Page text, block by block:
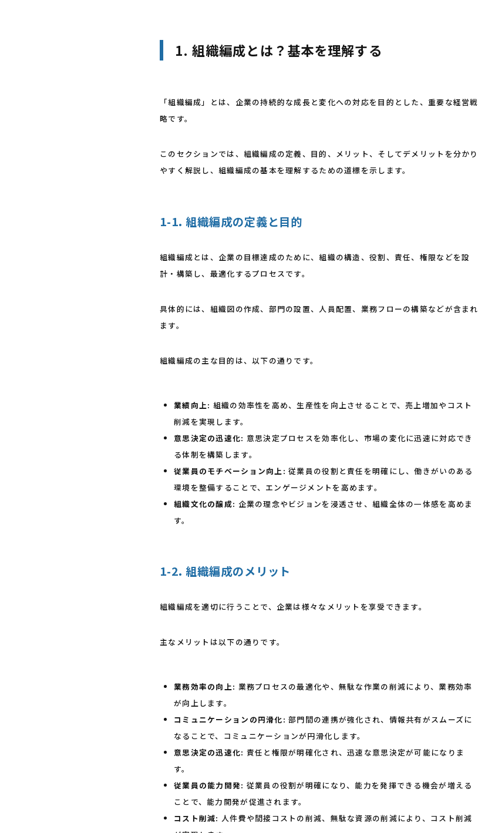
1. 組織編成とは？基本を理解する
「組織編成」とは、企業の持続的な成長と変化への対応を目的とした、重要な経営戦
略です。
このセクションでは、組織編成の定義、目的、メリット、そしてデメリットを分かり
やすく解説し、組織編成の基本を理解するための道標を示します。
1-1. 組織編成の定義と目的
組織編成とは、企業の目標達成のために、組織の構造、役割、責任、権限などを設
計・構築し、最適化するプロセスです。
具体的には、組織図の作成、部門の設置、人員配置、業務フローの構築などが含まれ
ます。
組織編成の主な目的は、以下の通りです。
業績向上: 組織の効率性を高め、生産性を向上させることで、売上増加やコスト
削減を実現します。
意思決定の迅速化: 意思決定プロセスを効率化し、市場の変化に迅速に対応でき
る体制を構築します。
従業員のモチベーション向上: 従業員の役割と責任を明確にし、働きがいのある
環境を整備することで、エンゲージメントを高めます。
組織文化の醸成: 企業の理念やビジョンを浸透させ、組織全体の一体感を高めま
す。
1-2. 組織編成のメリット
組織編成を適切に行うことで、企業は様々なメリットを享受できます。
主なメリットは以下の通りです。
業務効率の向上: 業務プロセスの最適化や、無駄な作業の削減により、業務効率
が向上します。
コミュニケーションの円滑化: 部門間の連携が強化され、情報共有がスムーズに
なることで、コミュニケーションが円滑化します。
意思決定の迅速化: 責任と権限が明確化され、迅速な意思決定が可能になりま
す。
従業員の能力開発: 従業員の役割が明確になり、能力を発揮できる機会が増える
ことで、能力開発が促進されます。
コスト削減: 人件費や間接コストの削減、無駄な資源の削減により、コスト削減